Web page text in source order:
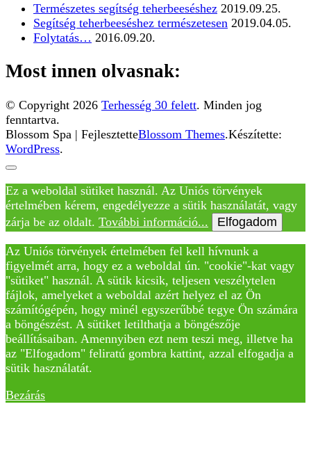
Természetes segítség teherbeeséshez 2019.09.25.
Segítség teherbeeséshez természetesen 2019.04.05.
Folytatás… 2016.09.20.
Most innen olvasnak:
© Copyright 2026 Terhesség 30 felett. Minden jog
fenntartva.
Blossom Spa | FejlesztetteBlossom Themes.Készítette:
WordPress.
Ez a weboldal sütiket használ. Az Uniós törvények
értelmében kérem, engedélyezze a sütik használatát, vagy
zárja be az oldalt. További információ... Elfogadom
Az Uniós törvények értelmében fel kell hívnunk a
figyelmét arra, hogy ez a weboldal ún. "cookie"-kat vagy
"sütiket" használ. A sütik kicsik, teljesen veszélytelen
fájlok, amelyeket a weboldal azért helyez el az Ön
számítógépén, hogy minél egyszerűbbé tegye Ön számára
a böngészést. A sütiket letilthatja a böngészője
beállításaiban. Amennyiben ezt nem teszi meg, illetve ha
az "Elfogadom" feliratú gombra kattint, azzal elfogadja a
sütik használatát.
Bezárás